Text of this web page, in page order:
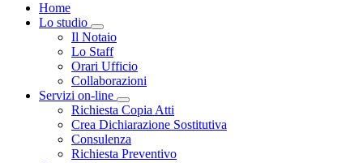
Home
Lo studio
Toggle Dropdown
Il Notaio
Lo Staff
Orari Ufficio
Collaborazioni
Servizi on-line
Toggle Dropdown
Richiesta Copia Atti
Crea Dichiarazione Sostitutiva
Consulenza
Richiesta Preventivo